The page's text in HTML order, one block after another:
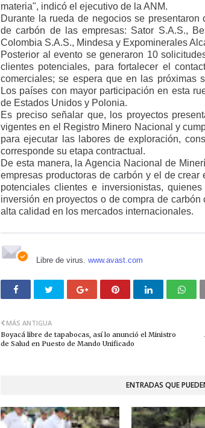
materia", indicó el ejecutivo de la ANM.
Durante la rueda de negocios se
de carbón de las empresas: Sator S.A.S.,
Colombia S.A.S., Mindesa y Expominerales
Posterior al evento se generaron 10
clientes potenciales, para fortalecer el
comerciales; se espera que en las próximas
Los países con mayor participación en esta
de Estados Unidos y Polonia.
Es preciso señalar que, los proyectos
vigentes en el Registro Minero Nacional y
para ejecutar las labores de exploración,
corresponde su etapa contractual.
De esta manera, la Agencia Nacional de
empresas productoras de carbón y el de
potenciales clientes e inversionistas,
inversión en proyectos o de compra de
alta calidad en los mercados internacionales.
Libre de virus. www.avast.com
MÁS ANTIGUA
Boyacá libre de tapabocas, así lo anunció el Ministro
de Salud en Puesto de Mando Unificado
ENTRADAS QUE